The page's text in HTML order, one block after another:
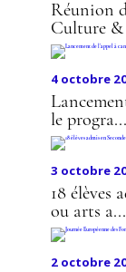
Réunion
Culture
4 octobre
le progra...
3 octobre
18 élèves
ou arts a...
2 octobre